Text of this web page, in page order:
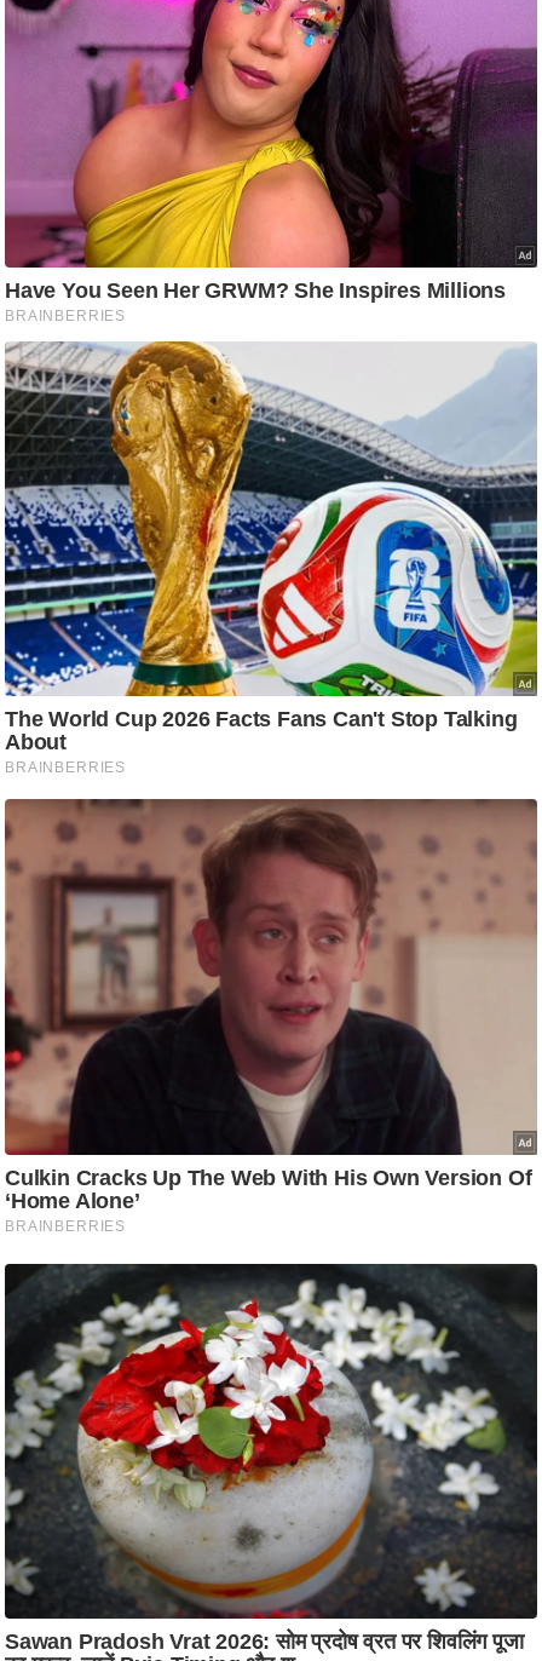
श्ले
म
यि
क
मा
तृ
भू
मि
स्तं
भ
ए
म
.
आ
र
.
आ
ई
.
चा
ध
र्म
ज्यो
ति
ष
प्र
भु
म
मा
ध
र्म
स्थ
त्यो
र